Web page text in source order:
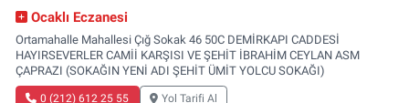
Ocaklı Eczanesi
Ortamahalle Mahallesi Çığ Sokak 46 50C DEMİRKAPI CADDESİ
HAYIRSEVERLER CAMİİ KARŞISI VE ŞEHİT İBRAHİM CEYLAN ASM
ÇAPRAZI (SOKAĞIN YENİ ADI ŞEHİT ÜMİT YOLCU SOKAĞI)
0 (212) 612 25 55 Yol Tarifi Al